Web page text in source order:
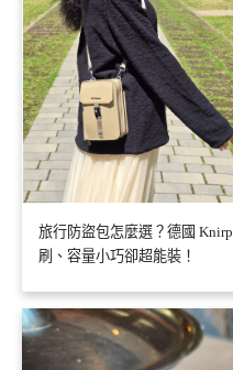
旅行防盜包怎麼選？德國
刷、容量小巧卻超能裝！